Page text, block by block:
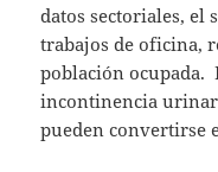
datos sectoriales, el
trabajos de oficina,
población ocupada.
incontinencia
pueden convertirse